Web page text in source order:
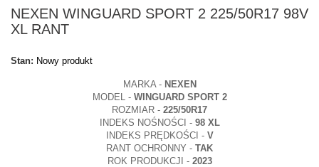
NEXEN WINGUARD SPORT 2 225/50R17 98V
XL RANT
Stan: Nowy produkt
MARKA - NEXEN
MODEL -WINGUARD SPORT 2
ROZMIAR - 225/50R17
INDEKS NOŚNOŚCI - 98 XL
INDEKS PRĘDKOŚCI - V
RANT OCHRONNY - TAK
ROK PRODUKCJI - 2023